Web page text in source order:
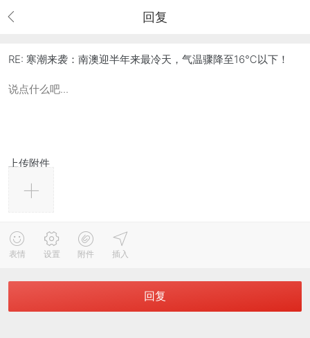
回复
RE: 寒潮来袭：南澳迎半年来最冷天，气温骤降至16℃以下！
上传附件
表情 设置 附件 插入
回复